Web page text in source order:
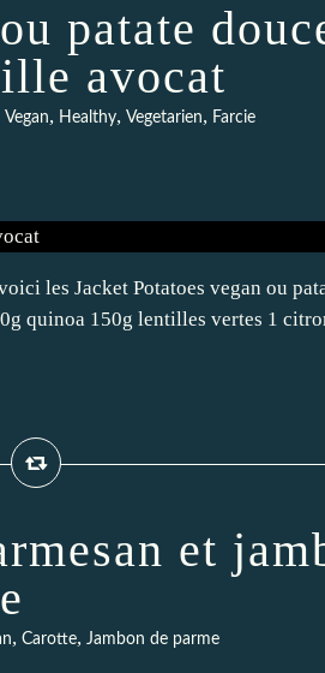
patate
avocat
Vegan, Healthy, Vegetarien, Farcie
les Jacket Potatoes vegan ou
quinoa 150g lentilles vertes 1
et
, Carotte, Jambon de parme